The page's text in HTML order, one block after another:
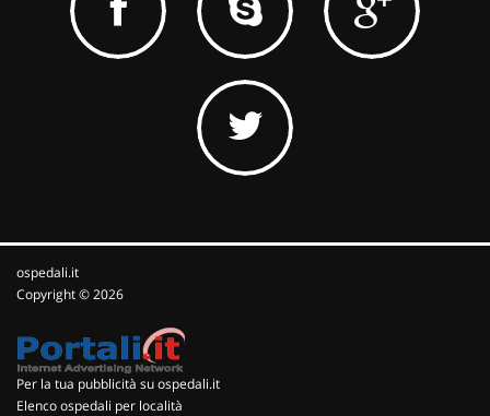
ospedali.it
Copyright © 2026
Per la tua pubblicità su ospedali.it
Elenco ospedali per località